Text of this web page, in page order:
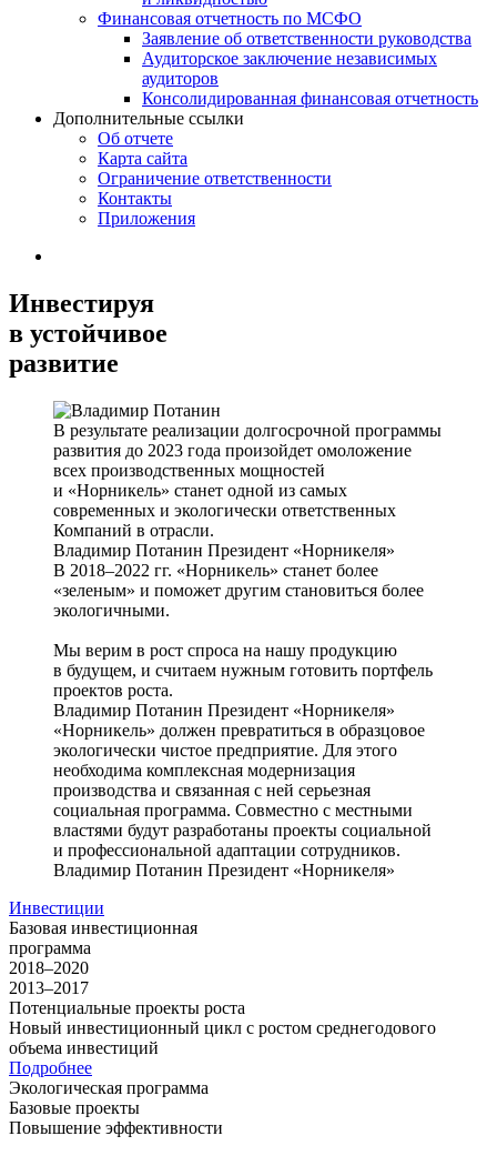
Финансовая отчетность по МСФО
Заявление об ответственности руководства
Аудиторское заключение независимых
аудиторов
Консолидированная финансовая отчетность
Дополнительные ссылки
Об отчете
Карта сайта
Ограничение ответственности
Контакты
Приложения
Инвестируя
в устойчивое
развитие
В результате реализации долгосрочной программы
развития до 2023 года произойдет омоложение
всех производственных мощностей
и «Норникель» станет одной из самых
современных и экологически ответственных
Компаний в отрасли.
Владимир Потанин Президент «Норникеля»
В 2018–2022 гг. «Норникель» станет более
«зеленым» и поможет другим становиться более
экологичными.
Мы верим в рост спроса на нашу продукцию
в будущем, и считаем нужным готовить портфель
проектов роста.
Владимир Потанин Президент «Норникеля»
«Норникель» должен превратиться в образцовое
экологически чистое предприятие. Для этого
необходима комплексная модернизация
производства и связанная с ней серьезная
социальная программа. Совместно с местными
властями будут разработаны проекты социальной
и профессиональной адаптации сотрудников.
Владимир Потанин Президент «Норникеля»
Инвестиции
Базовая инвестиционная
программа
2018–2020
2013–2017
Потенциальные проекты роста
Новый инвестиционный цикл с ростом среднегодового
объема инвестиций
Подробнее
Экологическая программа
Базовые проекты
Повышение эффективности